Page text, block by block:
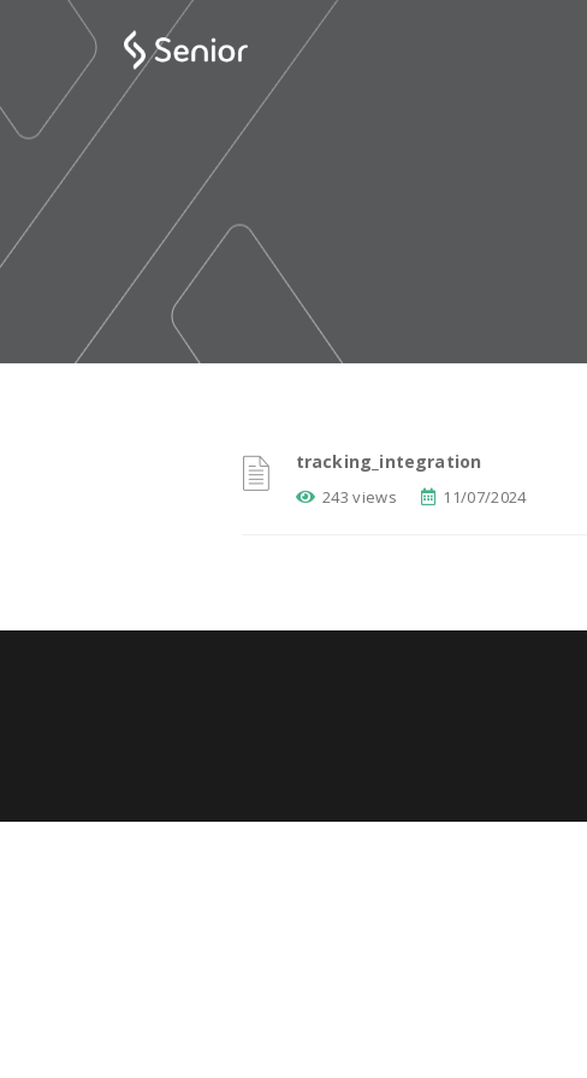
tracking_integration
243 views 11/07/2024